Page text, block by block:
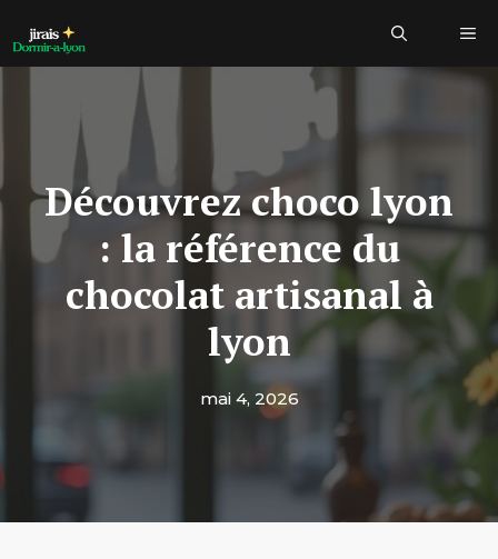
contenu
Découvrez choco lyon
: la référence du
chocolat artisanal à
lyon
mai 4, 2026